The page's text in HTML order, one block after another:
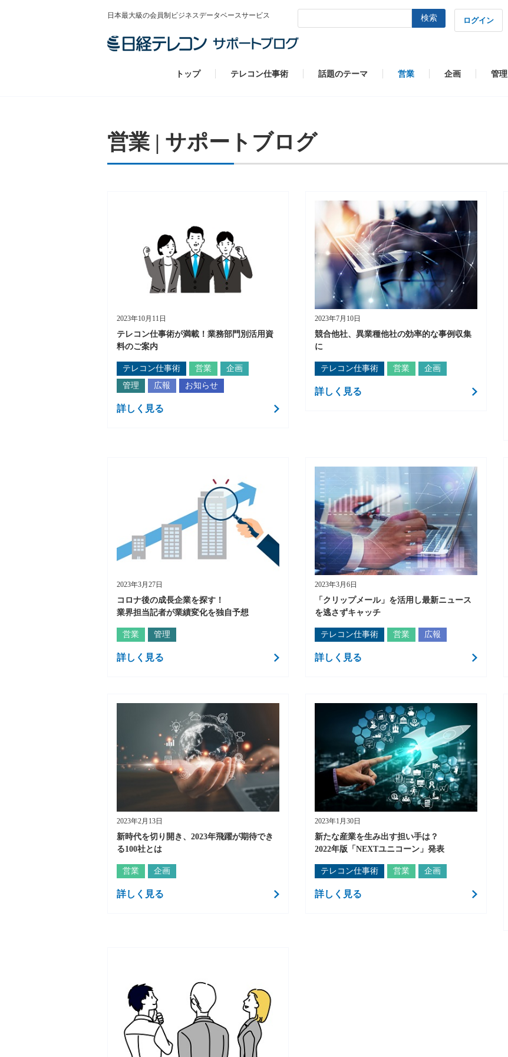
日本最大級の会員制ビジネスデータベースサービス 検索 ログイン
トップ テレコン仕事術 話題のテーマ 営業 企画 管理
営業 | サポートブログ
2023年10月11日
テレコン仕事術が満載！業務部門別活用資
料のご案内
テレコン仕事術 営業
企画
管理
広報 お知らせ
詳しく見る
2023年7月10日
競合他社、異業種他社の効率的な事例収集
に
テレコン仕事術 営業 企画
詳しく見る
2023年3月27日
コロナ後の成長企業を探す！
業界担当記者が業績変化を独自予想
営業 管理
詳しく見る
2023年3月6日
「クリップメール」を活用し最新ニュース
を逃さずキャッチ
テレコン仕事術 営業 広報
詳しく見る
2023年2月13日
新時代を切り開き、2023年飛躍が期待でき
る100社とは
営業 企画
詳しく見る
2023年1月30日
新たな産業を生み出す担い手は？
2022年版「NEXTユニコーン」発表
テレコン仕事術 営業 企画
詳しく見る